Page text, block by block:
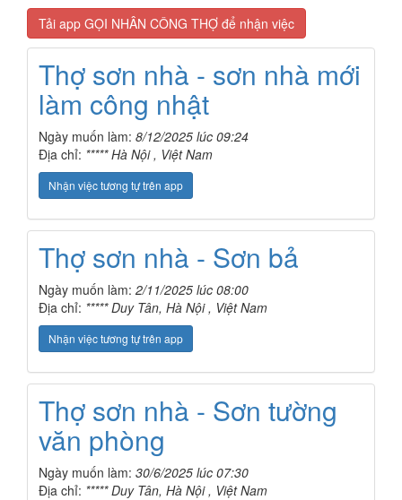
Tải app GỌI NHÂN CÔNG THỢ để nhận việc
Thợ sơn nhà - sơn nhà mới
làm công nhật
Ngày muốn làm: 8/12/2025 lúc 09:24
Địa chỉ: ***** Hà Nội , Việt Nam
Nhận việc tương tự trên app
Thợ sơn nhà - Sơn bả
Ngày muốn làm: 2/11/2025 lúc 08:00
Địa chỉ: ***** Duy Tân, Hà Nội , Việt Nam
Nhận việc tương tự trên app
Thợ sơn nhà - Sơn tường
văn phòng
Ngày muốn làm: 30/6/2025 lúc 07:30
Địa chỉ: ***** Duy Tân, Hà Nội , Việt Nam